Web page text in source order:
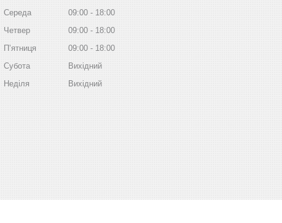
Середа
09:00
18:00
Четвер
09:00
18:00
Пʼятниця
09:00
18:00
Субота
Вихідний
Неділя
Вихідний